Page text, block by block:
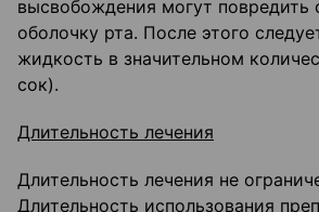
высвобождения могут повредить
оболочку рта. После этого
жидкость в значительном
сок).
Длительность лечения
Длительность лечения не
Длительность использования